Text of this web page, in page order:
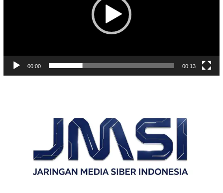
00:00 00:13